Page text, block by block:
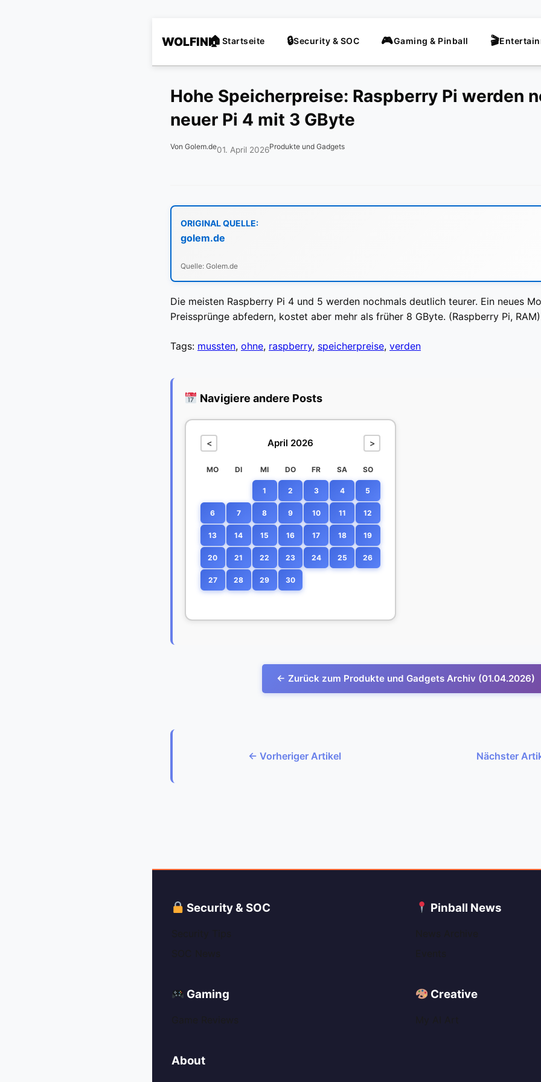
WOLFINI Startseite Security & SOC Gaming & Pinball
Hohe Speicherpreise: Raspberry Pi werden
neuer Pi 4 mit 3 GByte
Von Golem.de01. April 2026Produkte und Gadgets
ORIGINAL QUELLE:
golem.de
Quelle: Golem.de
Die meisten Raspberry Pi 4 und 5 werden nochmals deutlich teurer. Ein neues
Preissprünge abfedern, kostet aber mehr als früher 8 GByte. (Raspberry Pi, RAM)
Tags: mussten, ohne, raspberry, speicherpreise, verden
Navigiere andere Posts
< April 2026 >
MO DI MI DO FR SA SO
1 2 3 4 5
6 7 8 9 10 11 12
13 14 15 16 17 18 19
20 21 22 23 24 25 26
27 28 29 30
← Zurück zum Produkte und Gadgets Archiv (01.04.2026)
← Vorheriger Artikel Nächster
Security & SOC Pinball News
Gaming Creative
About